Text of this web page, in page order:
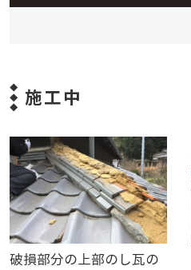
施工中
破損部分の上部のし瓦の